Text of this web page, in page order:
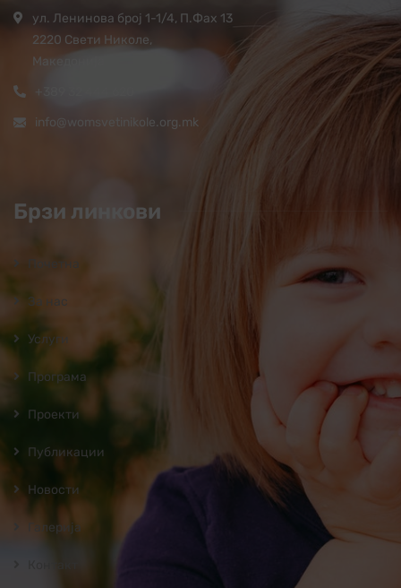
ул. Ленинова број 1-1/4, П.Фах 13
2220 Свети Николе,
Македонија
info@womsvetinikole.org.mk
Брзи линкови
Почетна
За нас
Услуги
Програмa
Проекти
Публикации
Новости
Галерија